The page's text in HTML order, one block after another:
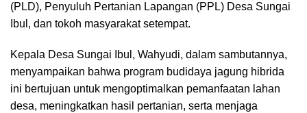
(PLD), Penyuluh Pertanian Lapangan (PPL) Desa Sungai
Ibul, dan tokoh masyarakat setempat.
Kepala Desa Sungai Ibul, Wahyudi, dalam sambutannya,
menyampaikan bahwa program budidaya jagung hibrida
ini bertujuan untuk mengoptimalkan pemanfaatan lahan
desa, meningkatkan hasil pertanian, serta menjaga